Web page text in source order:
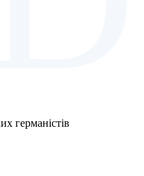
германістів